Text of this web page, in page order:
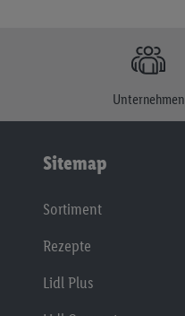
Unternehmen
Sitemap
Sortiment
Rezepte
Lidl Plus